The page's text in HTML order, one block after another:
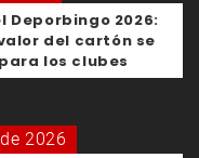
Deporbingo 2026:
del cartón se
los clubes
2026